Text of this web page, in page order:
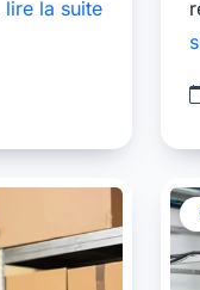
lire la suite